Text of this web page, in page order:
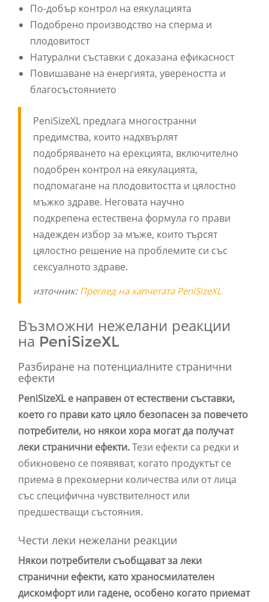
По-добър контрол на еякулацията
Подобрено производство на сперма и
плодовитост
Натурални съставки с доказана ефикасност
Повишаване на енергията, увереността и
благосъстоянието
PeniSizeXL предлага многостранни
предимства, които надхвърлят
подобряването на ерекцията, включително
подобрен контрол на еякулацията,
подпомагане на плодовитостта и цялостно
мъжко здраве. Неговата научно
подкрепена естествена формула го прави
надежден избор за мъже, които търсят
цялостно решение на проблемите си със
сексуалното здраве.
източник: Преглед на хапчетата PeniSizeXL
Възможни нежелани реакции
на PeniSizeXL
Разбиране на потенциалните странични
ефекти
PeniSizeXL е направен от естествени съставки,
което го прави като цяло безопасен за повечето
потребители, но някои хора могат да получат
леки странични ефекти.Тези ефекти са редки и
обикновено се появяват, когато продуктът се
приема в прекомерни количества или от лица
със специфична чувствителност или
предшестващи състояния.
Чести леки нежелани реакции
Някои потребители съобщават за леки
странични ефекти, като храносмилателен
дискомфорт или гадене, особено когато приемат